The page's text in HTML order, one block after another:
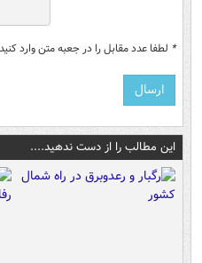
* لطفا عدد مقابل را در جعبه متن وارد کنید
این مطالب را از دست ندهید....